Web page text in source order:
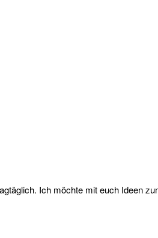
Ich möchte mit euch Ideen